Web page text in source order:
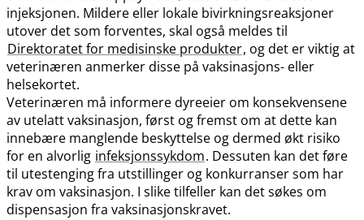
injeksjonen. Mildere eller lokale bivirkningsreaksjoner
utover det som forventes, skal også meldes til
Direktoratet for medisinske produkter, og det er viktig at
veterinæren anmerker disse på vaksinasjons- eller
helsekortet.
Veterinæren må informere dyreeier om konsekvensene
av utelatt vaksinasjon, først og fremst om at dette kan
innebære manglende beskyttelse og dermed økt risiko
for en alvorlig infeksjonssykdom. Dessuten kan det føre
til utestenging fra utstillinger og konkurranser som har
krav om vaksinasjon. I slike tilfeller kan det søkes om
dispensasjon fra vaksinasjonskravet.